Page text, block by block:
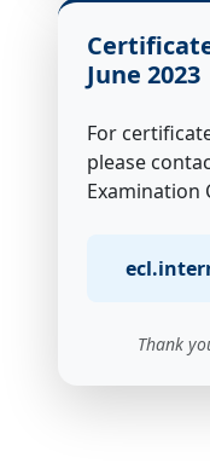
June 2023
For
please
Examination
Thank